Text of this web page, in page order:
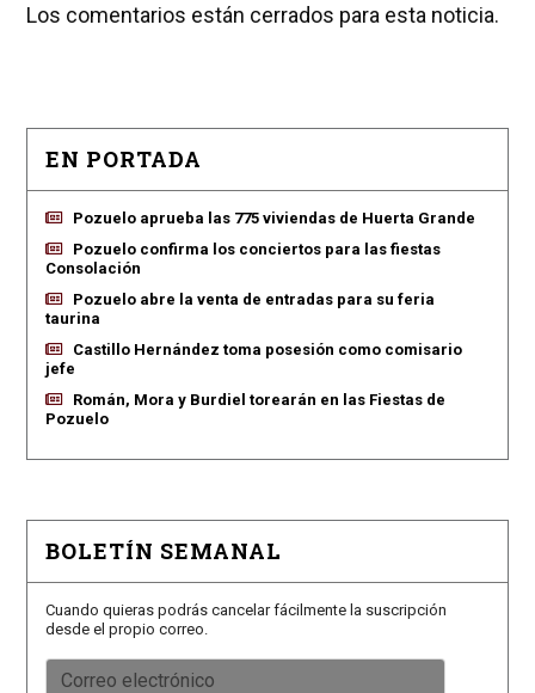
Los comentarios están cerrados para esta noticia.
EN PORTADA
Pozuelo aprueba las 775 viviendas de Huerta Grande
Pozuelo confirma los conciertos para las fiestas
Consolación
Pozuelo abre la venta de entradas para su feria
taurina
Castillo Hernández toma posesión como comisario
jefe
Román, Mora y Burdiel torearán en las Fiestas de
Pozuelo
BOLETÍN SEMANAL
Cuando quieras podrás cancelar fácilmente la suscripción
desde el propio correo.